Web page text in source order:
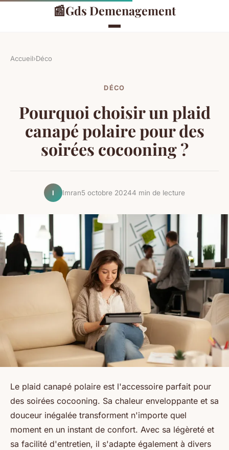
📰Gds Demenagement
Accueil›Déco
DÉCO
Pourquoi choisir un plaid
canapé polaire pour des
soirées cocooning ?
I Imran5 octobre 20244 min de lecture
Le plaid canapé polaire est l'accessoire parfait pour
des soirées cocooning. Sa chaleur enveloppante et sa
douceur inégalée transforment n'importe quel
moment en un instant de confort. Avec sa légèreté et
sa facilité d'entretien, il s'adapte également à divers